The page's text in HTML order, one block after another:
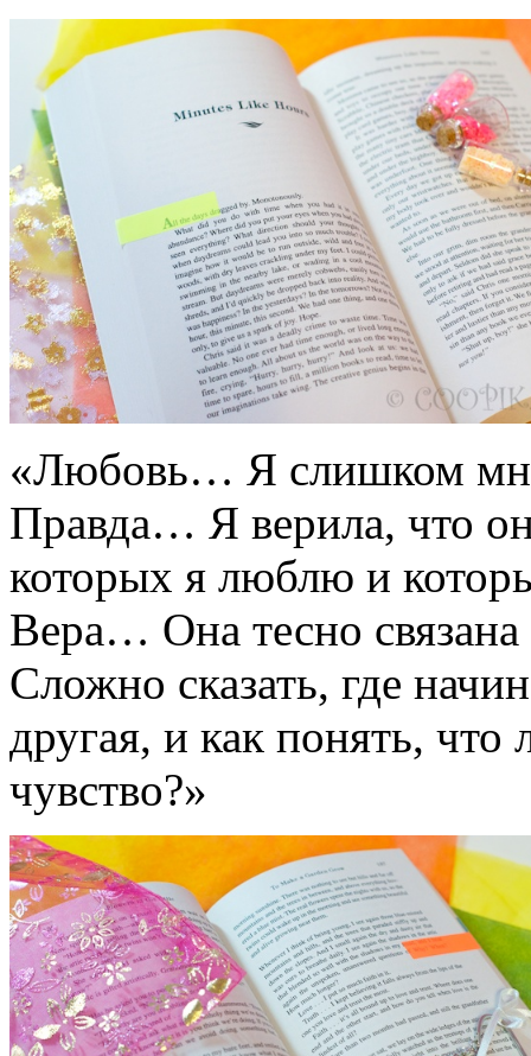
«Любовь… Я слишком
Правда… Я верила, что
которых я люблю и
Вера… Она тесно
Сложно сказать, где
другая, и как понять,
чувство?»